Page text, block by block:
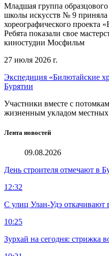
Младшая группа
школы искусств № 9 приняла
хореографического проекта
Ребята показали свое
киностудии Мосфильм
27 июля 2026 г.
Экспедиция «Билютайские
Бурятии
Участники вместе с
жизненным укладом
Лента новостей
09.08.2026
День строителя отмечают в
12:32
С улиц Улан-Удэ откачивают
10:25
Зурхай на сегодня: стрижка